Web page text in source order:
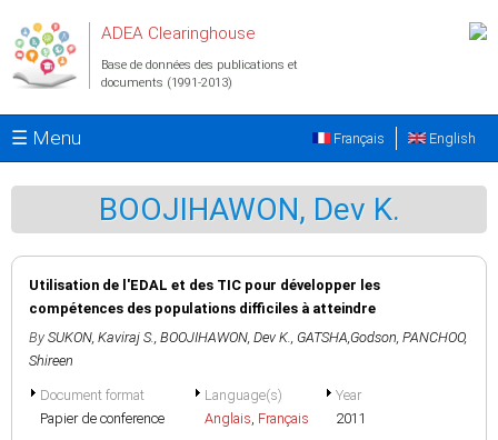
ADEA Clearinghouse
Base de données des publications et
documents (1991-2013)
☰ Menu English
Français
BOOJIHAWON, Dev K.
Utilisation de l'EDAL et des TIC pour développer les
compétences des populations difficiles à atteindre
By SUKON, Kaviraj S., BOOJIHAWON, Dev K., GATSHA,Godson, PANCHOO,
Shireen
Document format
Papier de conference
Language(s)
Anglais, Français
Year
2011